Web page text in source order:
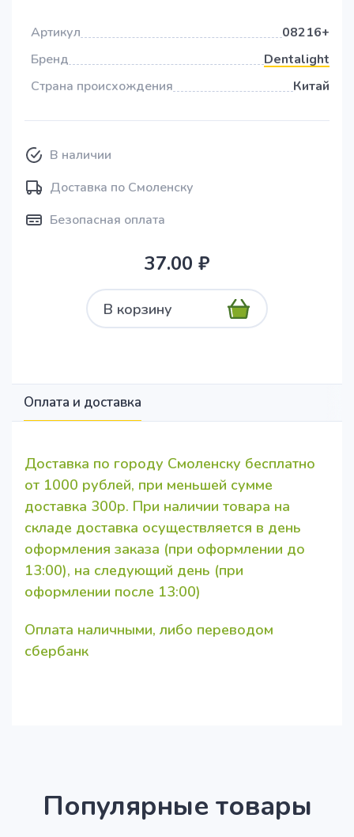
Артикул
08216+
Бренд
Dentalight
Страна происхождения
Китай
В наличии
Доставка по Смоленску
Безопасная оплата
37.00 ₽
В корзину
Оплата и доставка
Доставка по городу Смоленску бесплатно
от 1000 рублей, при меньшей сумме
доставка 300р. При наличии товара на
складе доставка осуществляется в день
оформления заказа (при оформлении до
13:00), на следующий день (при
оформлении после 13:00)
Оплата наличными, либо переводом
сбербанк
Популярные товары